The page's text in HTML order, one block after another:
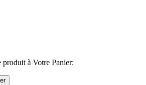
produit à Votre Panier: